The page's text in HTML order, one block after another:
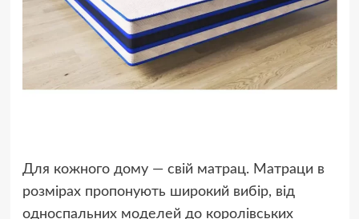
Для кожного дому — свій матрац. Матраци в
розмірах пропонують широкий вибір, від
односпальних моделей до королівських